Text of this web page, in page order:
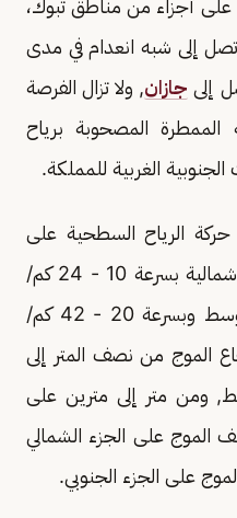
على أجزاء من مناطق تبوك،
تصل إلى شبه انعدام في مدى
إلى جازان, ولا تزال الفرصة
المصحوبة برياح
الغربية للمملكة.
حركة الرياح السطحية على
البحر الأحمر شمالية غربية إلى شمالية بسرعة 10 - 24 كم/
ساعة على الجزء الشمالي والأوسط وبسرعة 20 - 42 كم/
الموج من نصف المتر إلى
ومن متر إلى مترين على
الموج على الجزء الشمالي
على الجزء الجنوبي.